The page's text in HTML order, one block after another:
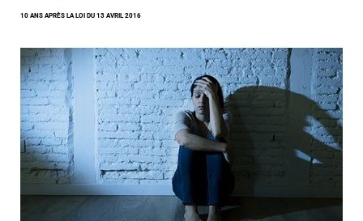
du
avec
des
jeunes
errance
10 ANS APRÈS LA LOI DU 13 AVRIL 2016